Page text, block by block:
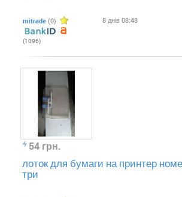
mitrade (0)
(1096)
8 днів 08:48
54 грн.
лоток для бумаги на принтер
три